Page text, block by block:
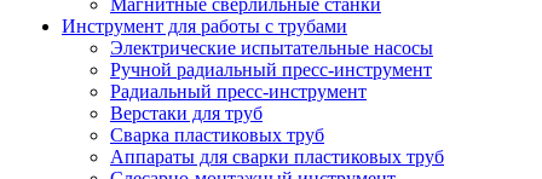
Магнитные сверлильные станки
Инструмент для работы с трубами
Электрические испытательные насосы
Ручной радиальный пресс-инструмент
Радиальный пресс-инструмент
Верстаки для труб
Сварка пластиковых труб
Аппараты для сварки пластиковых труб